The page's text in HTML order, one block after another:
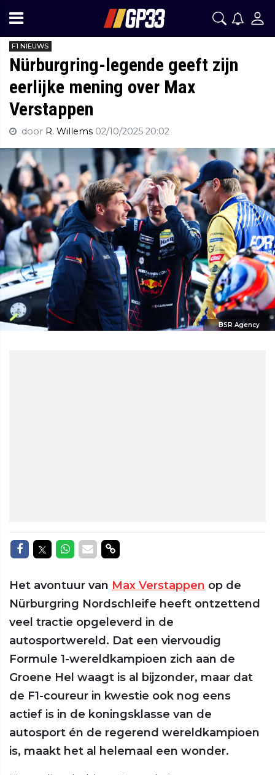
F1 NIEUWS
Nürburgring-legende geeft zijn
eerlijke mening over Max
Verstappen
door R. Willems 02/10/2025 20:02
BSR Agency
Delen op Facebook
Delen op Twitter
Delen op Whatsapp
Delen via Mail
Delen via link
Het avontuur van Max Verstappen op de
Nürburgring Nordschleife heeft ontzettend
veel tractie opgeleverd in de
autosportwereld. Dat een viervoudig
Formule 1-wereldkampioen zich aan de
Groene Hel waagt is al bijzonder, maar dat
de F1-coureur in kwestie ook nog eens
actief is in de koningsklasse van de
autosport én de regerend wereldkampioen
is, maakt het al helemaal een wonder.